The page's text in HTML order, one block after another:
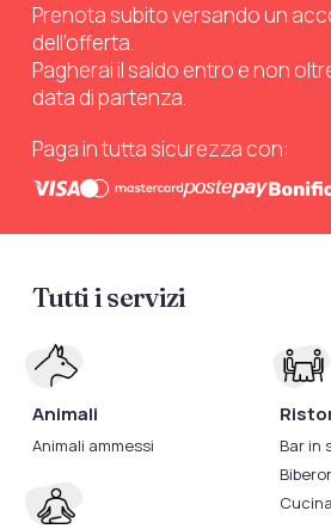
Prenota subito versando un
dell’offerta.
Pagherai il saldo entro e non
data di partenza.
Paga in tutta sicurezza con:
Tutti i servizi
Animali
Animali ammessi
Bar in